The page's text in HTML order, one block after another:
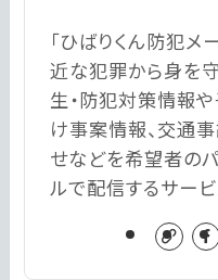
「ひばりくん防犯メ
近な犯罪から身を
生・防犯対策情報
け事案情報、交通
せなどを希望者の
ルで配信するサービ